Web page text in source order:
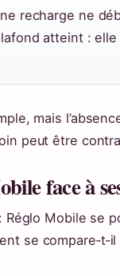
recharge ne
atteint :
mais
peut être
face à
Mobile se
se